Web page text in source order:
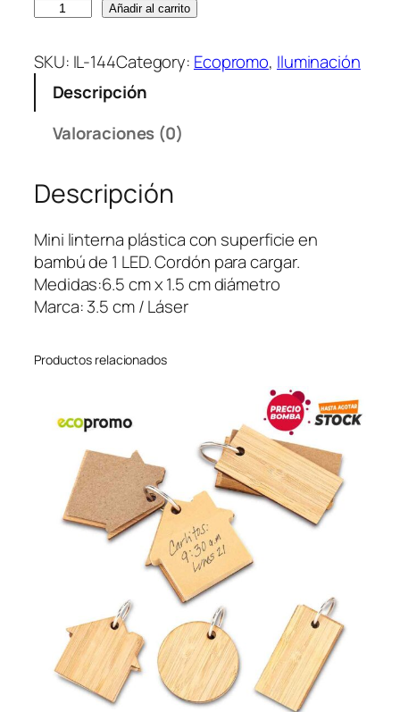
n
i
e
r
n
a
B
a
o
Añadir al carrito
SKU: IL-144Category: Ecopromo, Iluminación
Descripción
Valoraciones (0)
Descripción
Mini linterna plástica con superficie en
bambú de 1 LED. Cordón para cargar.
Medidas:6.5 cm x 1.5 cm diámetro
Marca: 3.5 cm / Láser
Productos relacionados